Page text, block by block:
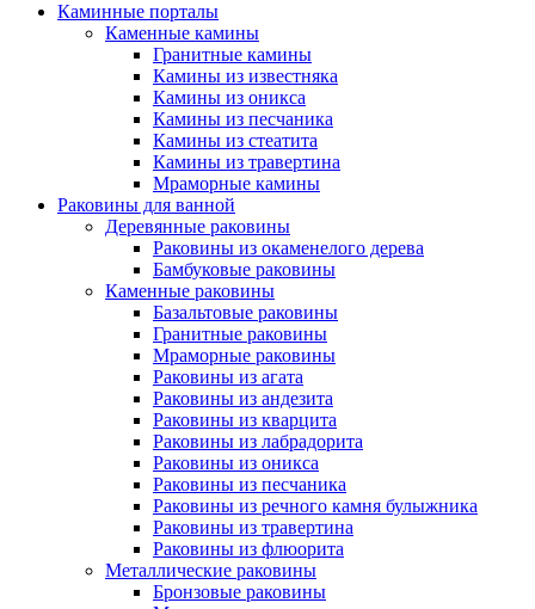
Каминные порталы
Каменные камины
Гранитные камины
Камины из известняка
Камины из оникса
Камины из песчаника
Камины из стеатита
Камины из травертина
Мраморные камины
Раковины для ванной
Деревянные раковины
Раковины из окаменелого дерева
Бамбуковые раковины
Каменные раковины
Базальтовые раковины
Гранитные раковины
Мраморные раковины
Раковины из агата
Раковины из андезита
Раковины из кварцита
Раковины из лабрадорита
Раковины из оникса
Раковины из песчаника
Раковины из речного камня булыжника
Раковины из травертина
Раковины из флюорита
Металлические раковины
Бронзовые раковины